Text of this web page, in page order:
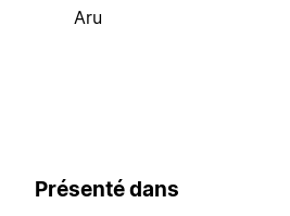
Aru
Présenté dans